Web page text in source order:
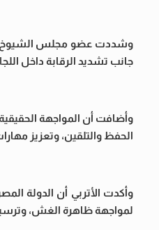
وشددت عضو مجلس الشيوخ على
جانب تشديد الرقابة داخل
وأضافت أن المواجهة الحقيقية
الحفظ والتلقين، وتعزيز
وأكدت الأتربي أن الدولة
لمواجهة ظاهرة الغش،